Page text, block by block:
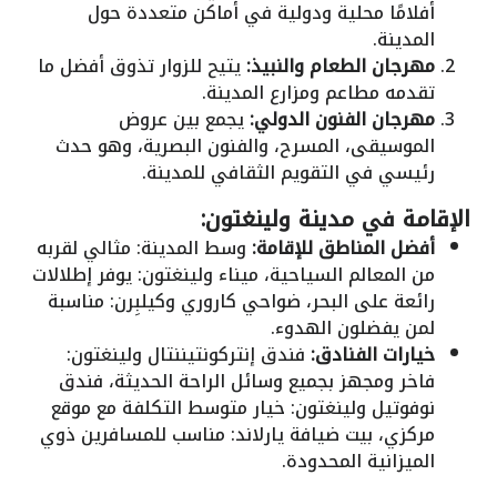
أفلامًا محلية ودولية في أماكن متعددة حول
المدينة.
مهرجان الطعام والنبيذ:يتيح للزوار تذوق أفضل ما
تقدمه مطاعم ومزارع المدينة.
مهرجان الفنون الدولي:يجمع بين عروض
الموسيقى، المسرح، والفنون البصرية، وهو حدث
رئيسي في التقويم الثقافي للمدينة.
الإقامة في مدينة ولينغتون:
أفضل المناطق للإقامة: وسط المدينة: مثالي لقربه
من المعالم السياحية، ميناء ولينغتون: يوفر إطلالات
رائعة على البحر، ضواحي كاروري وكيلبِرن: مناسبة
لمن يفضلون الهدوء.
خيارات الفنادق: فندق إنتركونتيننتال ولينغتون:
فاخر ومجهز بجميع وسائل الراحة الحديثة، فندق
نوفوتيل ولينغتون: خيار متوسط التكلفة مع موقع
مركزي، بيت ضيافة يارلاند: مناسب للمسافرين ذوي
الميزانية المحدودة.